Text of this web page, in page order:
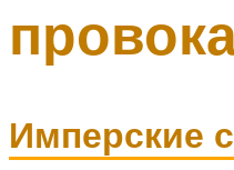
Имперские